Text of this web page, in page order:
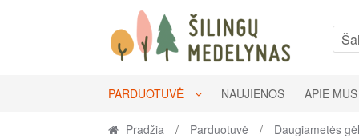
to
navigation
to
content
PARDUOTUVĖ NAUJIENOS APIE MUS
Pradžia / Parduotuvė / Daugiametės